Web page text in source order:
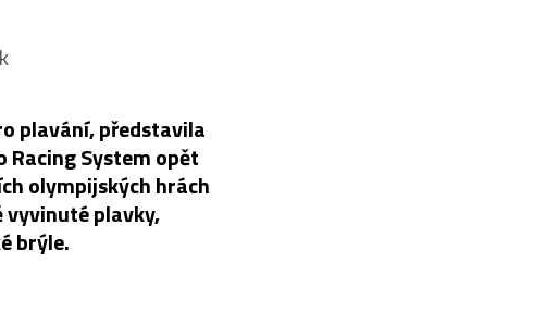
plavání, představila
Racing System opět
olympijských hrách
vyvinuté plavky,
brýle.